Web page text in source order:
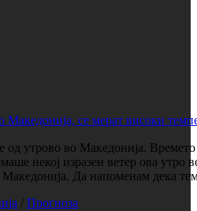
се мерат високи
утрово во Македонија. Времето
некој изразен ветер ова
Да напоменам дека
/ Прогноза